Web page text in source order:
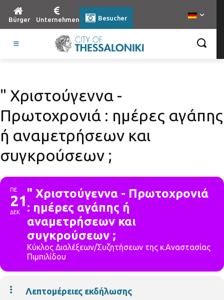
Bürger Unternehmen Besucher
" Χριστούγεννα -
Πρωτοχρονιά : ημέρες αγάπης
ή αναμετρήσεων και
συγκρούσεων ;
ΠΕ
21
ΔΕΚ
" Χριστούγεννα - Πρωτοχρονιά
: ημέρες αγάπης ή
αναμετρήσεων και
συγκρούσεων ;
Κύκλος Διαλέξεων/Συζητήσεων της κ.Αναστασίας
Πιμπιλίδου
Λεπτομέρειες εκδήλωσης